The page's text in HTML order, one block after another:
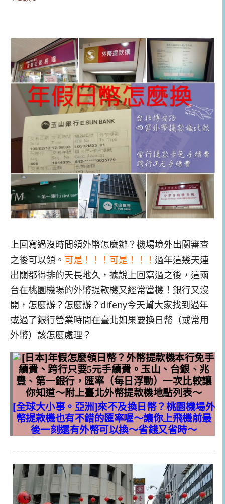
上回寫過沒時間領外幣怎麼辦？機場境外出關審查
之後可以領。 可是！！！可是！！！ 過年這幾天連
出關都得排的天長地久，據說上回寫過之後，這兩
台在桃園機場的外幣提款機又經常當機！銀行又沒
開，怎麼辦？怎麼辦？difeny今天幫大家找到過年
或過了銀行營業時間在臺北如果要換日幣（或常用
外幣）該怎麼處理？
[全球大小事。亞洲]來不及換日幣？桃園機場外
幣提款機也有不錯的匯率喔～讓你上飛機前最
後一刻還有外幣可以換～省錢又省時～